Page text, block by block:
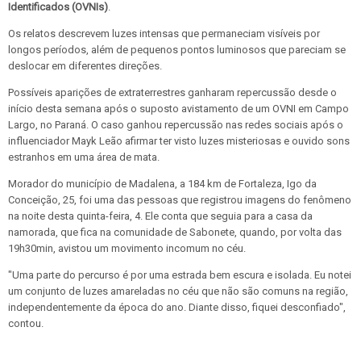
Identificados (OVNIs).
Os relatos descrevem luzes intensas que permaneciam visíveis por
longos períodos, além de pequenos pontos luminosos que pareciam se
deslocar em diferentes direções.
Possíveis aparições de extraterrestres ganharam repercussão desde o
início desta semana após o suposto avistamento de um OVNI em Campo
Largo, no Paraná. O caso ganhou repercussão nas redes sociais após o
influenciador Mayk Leão afirmar ter visto luzes misteriosas e ouvido sons
estranhos em uma área de mata.
Morador do município de Madalena, a 184 km de Fortaleza, Igo da
Conceição, 25, foi uma das pessoas que registrou imagens do fenômeno
na noite desta quinta-feira, 4. Ele conta que seguia para a casa da
namorada, que fica na comunidade de Sabonete, quando, por volta das
19h30min, avistou um movimento incomum no céu.
"Uma parte do percurso é por uma estrada bem escura e isolada. Eu notei
um conjunto de luzes amareladas no céu que não são comuns na região,
independentemente da época do ano. Diante disso, fiquei desconfiado",
contou.